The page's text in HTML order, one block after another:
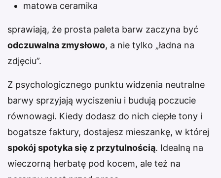
matowa ceramika
sprawiają, że prosta paleta barw zaczyna być
odczuwalna zmysłowo, a nie tylko „ładna na
zdjęciu”.
Z psychologicznego punktu widzenia neutralne
barwy sprzyjają wyciszeniu i budują poczucie
równowagi. Kiedy dodasz do nich ciepłe tony i
bogatsze faktury, dostajesz mieszankę, w której
spokój spotyka się z przytulnością. Idealną na
wieczorną herbatę pod kocem, ale też na